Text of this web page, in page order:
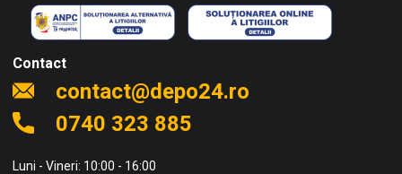
Contact
contact@depo24.ro
0740 323 885
Luni - Vineri: 10:00 - 16:00